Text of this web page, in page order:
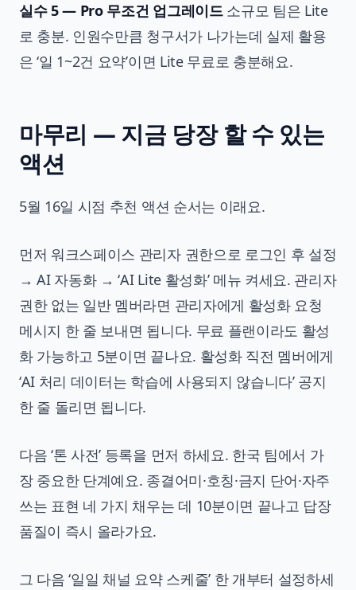
실수 5 — Pro 무조건 업그레이드소규모 팀은 Lite
로 충분. 인원수만큼 청구서가 나가는데 실제 활용
은 ‘일 1~2건 요약’이면 Lite 무료로 충분해요.
마무리 — 지금 당장 할 수 있는
액션
5월 16일 시점 추천 액션 순서는 이래요.
먼저 워크스페이스 관리자 권한으로 로그인 후 설정
→ AI 자동화 → ‘AI Lite 활성화’ 메뉴 켜세요. 관리자
권한 없는 일반 멤버라면 관리자에게 활성화 요청
메시지 한 줄 보내면 됩니다. 무료 플랜이라도 활성
화 가능하고 5분이면 끝나요. 활성화 직전 멤버에게
‘AI 처리 데이터는 학습에 사용되지 않습니다’ 공지
한 줄 돌리면 됩니다.
다음 ‘톤 사전’ 등록을 먼저 하세요. 한국 팀에서 가
장 중요한 단계예요. 종결어미·호칭·금지 단어·자주
쓰는 표현 네 가지 채우는 데 10분이면 끝나고 답장
품질이 즉시 올라가요.
그 다음 ‘일일 채널 요약 스케줄’ 한 개부터 설정하세